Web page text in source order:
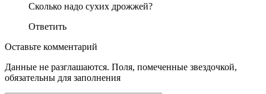
Сколько надо сухих дрожжей?
Ответить
Оставьте комментарий
Данные не разглашаются. Поля, помеченные звездочкой,
обязательны для заполнения